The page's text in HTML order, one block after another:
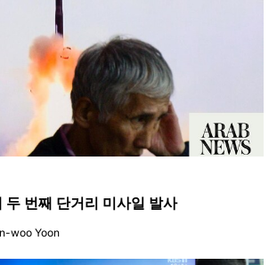
두 번째 단거리 미사일 발사
woo Yoon